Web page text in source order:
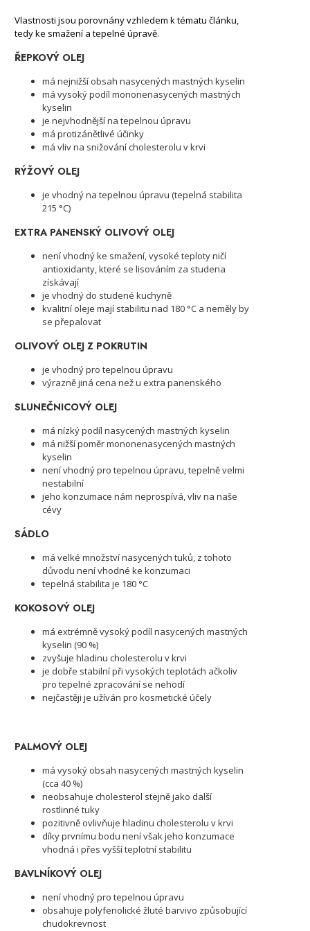
Vlastnosti jsou porovnány vzhledem k tématu článku,
tedy ke smažení a tepelné úpravě.
ŘEPKOVÝ OLEJ
má nejnižší obsah nasycených mastných kyselin
má vysoký podíl mononenasycených mastných
kyselin
je nejvhodnější na tepelnou úpravu
má protizánětlivé účinky
má vliv na snižování cholesterolu v krvi
RÝŽOVÝ OLEJ
je vhodný na tepelnou úpravu (tepelná stabilita
215 °C)
EXTRA PANENSKÝ OLIVOVÝ OLEJ
není vhodný ke smažení, vysoké teploty ničí
antioxidanty, které se lisováním za studena
získávají
je vhodný do studené kuchyně
kvalitní oleje mají stabilitu nad 180 °C a neměly by
se přepalovat
OLIVOVÝ OLEJ Z POKRUTIN
je vhodný pro tepelnou úpravu
výrazně jiná cena než u extra panenského
SLUNEČNICOVÝ OLEJ
má nízký podíl nasycených mastných kyselin
má nižší poměr mononenasycených mastných
kyselin
není vhodný pro tepelnou úpravu, tepelně velmi
nestabilní
jeho konzumace nám neprospívá, vliv na naše
cévy
SÁDLO
má velké množství nasycených tuků, z tohoto
důvodu není vhodné ke konzumaci
tepelná stabilita je 180 °C
KOKOSOVÝ OLEJ
má extrémně vysoký podíl nasycených mastných
kyselin (90 %)
zvyšuje hladinu cholesterolu v krvi
je dobře stabilní při vysokých teplotách ačkoliv
pro tepelné zpracování se nehodí
nejčastěji je užíván pro kosmetické účely
PALMOVÝ OLEJ
má vysoký obsah nasycených mastných kyselin
(cca 40 %)
neobsahuje cholesterol stejně jako další
rostlinné tuky
pozitivně ovlivňuje hladinu cholesterolu v krvi
díky prvnímu bodu není však jeho konzumace
vhodná i přes vyšší teplotní stabilitu
BAVLNÍKOVÝ OLEJ
není vhodný pro tepelnou úpravu
obsahuje polyfenolické žluté barvivo způsobující
chudokrevnost